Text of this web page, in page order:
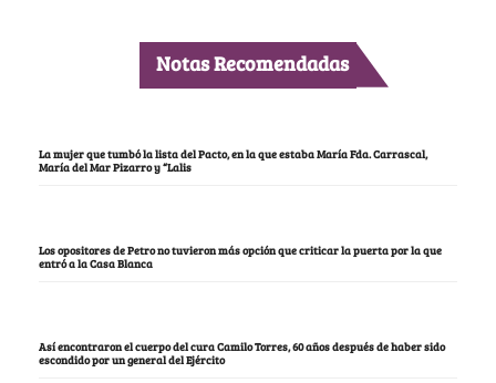
Notas Recomendadas
La mujer que tumbó la lista del Pacto, en la que estaba María Fda. Carrascal,
María del Mar Pizarro y “Lalis
Los opositores de Petro no tuvieron más opción que criticar la puerta por la que
entró a la Casa Blanca
Así encontraron el cuerpo del cura Camilo Torres, 60 años después de haber sido
escondido por un general del Ejército